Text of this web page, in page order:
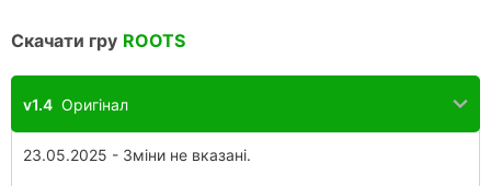
Скачати гру ROOTS
v1.4 Оригінал
23.05.2025 - Зміни не вказані.